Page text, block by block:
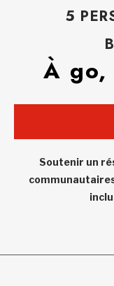
5
À go,
Soutenir un